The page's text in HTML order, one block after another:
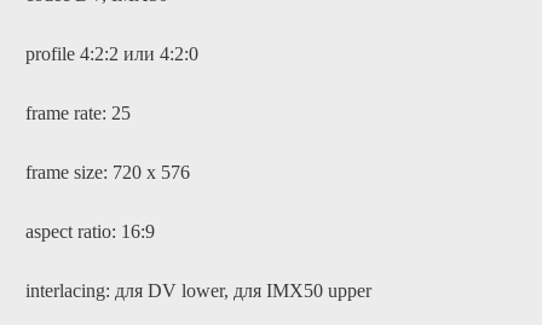
profile 4:2:2 или 4:2:0
frame rate: 25
frame size: 720 x 576
aspect ratio: 16:9
interlacing: для DV lower, дляIMX50 upper